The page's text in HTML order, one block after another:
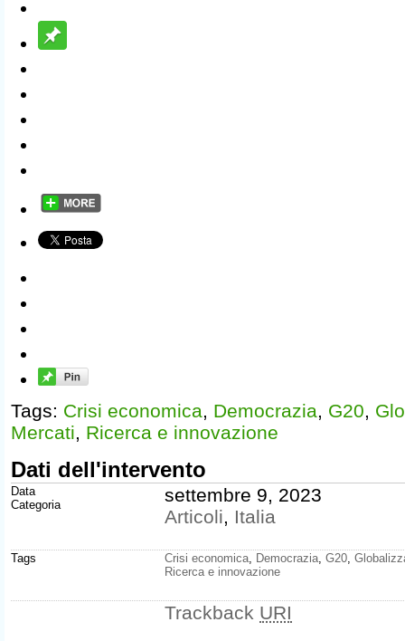
Tags: Crisi economica, Democrazia, G20,
Mercati, Ricerca e innovazione
Dati dell'intervento
Data
Categoria
settembre 9, 2023
Articoli, Italia
Tags Crisi economica, Democrazia, G20,
Ricerca e innovazione
Trackback URI